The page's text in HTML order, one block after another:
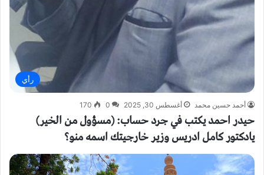
رأي
أحمد حسين محمد أغسطس 30, 2025 0
170
حيدر احمد يكتب في جرد حساب: (مسؤول من الخير)
يادكتور كامل ادريس وزير خارجيتك اسمه منو؟